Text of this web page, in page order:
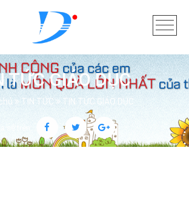
TỨC GIÁO DỤC
TIN TỨC TIN TỨC GIÁO DỤC
sẻ trên: